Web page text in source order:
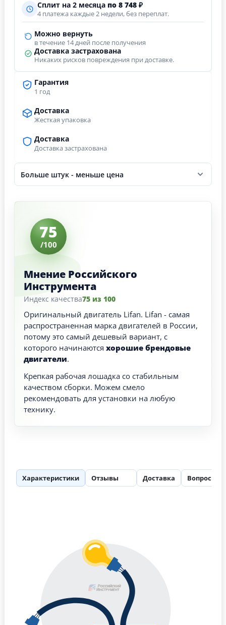
Гарантия
1 год
Доставка
Жесткая упаковка
Доставка
Доставка застрахована
Больше штук - меньше цена
Сплит на 2 месяца по 8 748 ₽
4 платежа каждые 2 недели, без переплат.
Можно вернуть
в течение 14 дней после получения
Доставка застрахована
Никаких рисков повреждения при доставке.
75
/100
Мнение Российского
Инструмента
Индекс качества75 из 100
Оригинальный двигатель Lifan. Lifan - самая
распространенная марка двигателей в России,
потому это самый дешевый вариант, с
которого начинаются хорошие брендовые
двигатели.
Крепкая рабочая лошадка со стабильным
качеством сборки. Можем смело
рекомендовать для установки на любую
технику.
Характеристики Отзывы Доставка Вопросы